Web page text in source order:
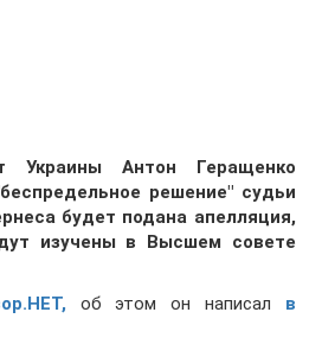
Украины Антон Геращенко
решение" судьи
будет подана апелляция,
изучены в Высшем совете
об этом он написал в